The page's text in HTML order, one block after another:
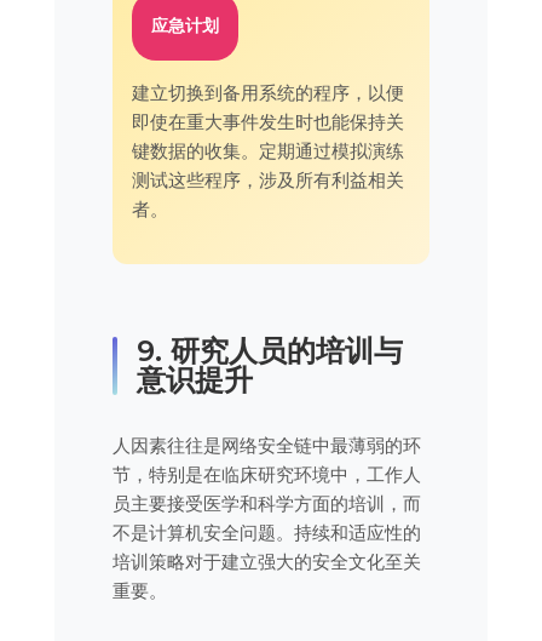
应急计划
建立切换到备用系统的程序，以便
即使在重大事件发生时也能保持关
键数据的收集。定期通过模拟演练
测试这些程序，涉及所有利益相关
者。
9. 研究人员的培训与
意识提升
人因素往往是网络安全链中最薄弱的环
节，特别是在临床研究环境中，工作人
员主要接受医学和科学方面的培训，而
不是计算机安全问题。持续和适应性的
培训策略对于建立强大的安全文化至关
重要。